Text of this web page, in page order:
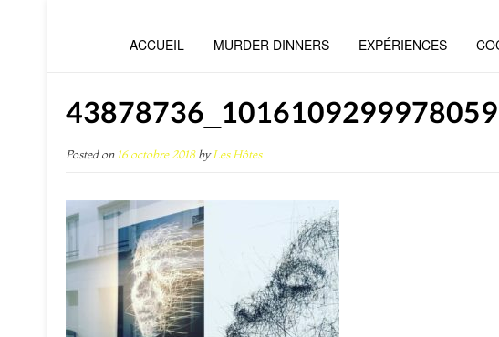
ACCUEIL MURDER DINNERS EXPÉRIENCES
Posted on16 octobre 2018byLes Hôtes